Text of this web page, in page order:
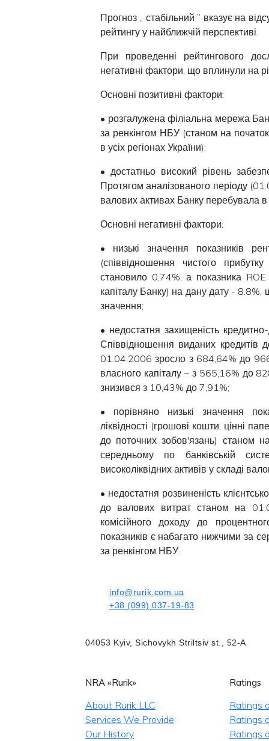
Прогноз „ стабільний ” вказує на
рейтингу у найближчій перспективі.
При проведенні рейтингового
негативні фактори, що вплинули на
Основні позитивні фактори:
• розгалужена філіальна мережа
за ренкінгом НБУ (станом на
в усіх регіонах України);
• достатньо високий рівень
Протягом аналізованого періоду
валових активах Банку перебувала
Основні негативні фактори:
• низькі значення показників
(співвідношення чистого
становило 0,74%, а показника
капіталу Банку) на дану дату -
значення;
• недостатня захищеність
Співвідношення виданих кредитів
01.04.2006 зросло з 684,64% до
власного капіталу – з 565,16% до
знизився з 10,43% до 7,91%;
• порівняно низькі значення
ліквідності (грошові кошти, цінні
до поточних зобов'язань) станом
середньому по банківській
високоліквідних активів у складі
• недостатня розвиненість
до валових витрат станом на
комісійного доходу до
показників є набагато нижчими за
за ренкінгом НБУ.
info@rurik.com.ua
+38 (099) 037-19-83
04053 Kyiv, Sichovykh Striltsiv st., 52-A
NRA «Rurik»
About Rurik LLC
Services We Provide
Our History
Ratings
Ratings
Ratings
Ratings